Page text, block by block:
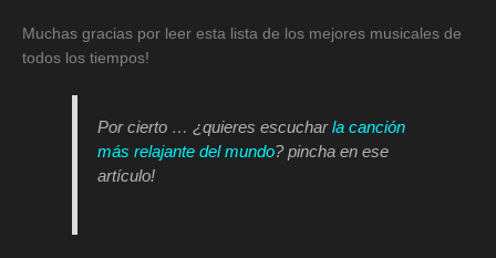
Muchas gracias por leer esta lista de los mejores musicales de
todos los tiempos!
Por cierto … ¿quieres escucharla canción
más relajante del mundo? pincha en ese
artículo!